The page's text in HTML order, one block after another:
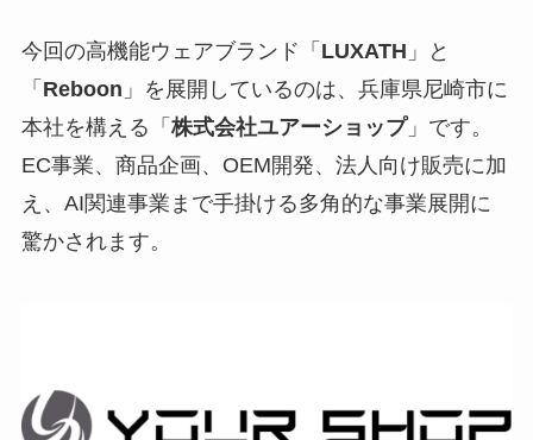
今回の高機能ウェアブランド「 LUXATH 」と
「 Reboon 」を展開しているのは、兵庫県尼崎市に
本社を構える「 株式会社ユアーショップ」です。
EC事業、商品企画、OEM開発、法人向け販売に加
え、AI関連事業まで手掛ける多角的な事業展開に
驚かされます。